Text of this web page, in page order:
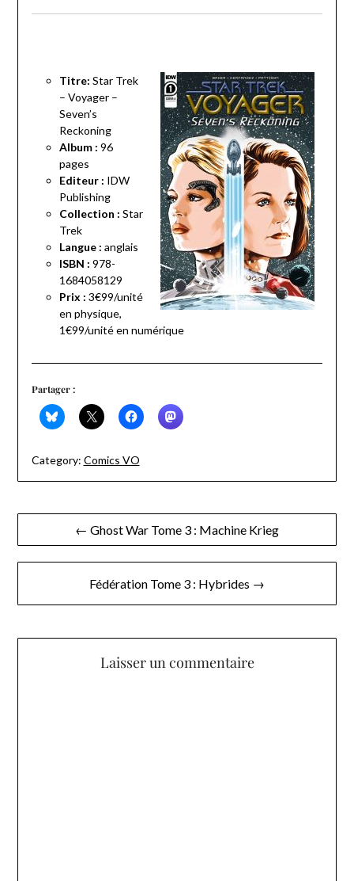
Titre: Star Trek
– Voyager –
Seven’s
Reckoning
Album : 96
pages
Editeur : IDW
Publishing
Collection : Star
Trek
Langue : anglais
ISBN : 978-
1684058129
Prix : 3€99/unité
en physique,
1€99/unité en numérique
Partager :
Category: Comics VO
Navigation
de
← Ghost War Tome 3 : Machine Krieg
Fédération Tome 3 : Hybrides →
Laisser un commentaire